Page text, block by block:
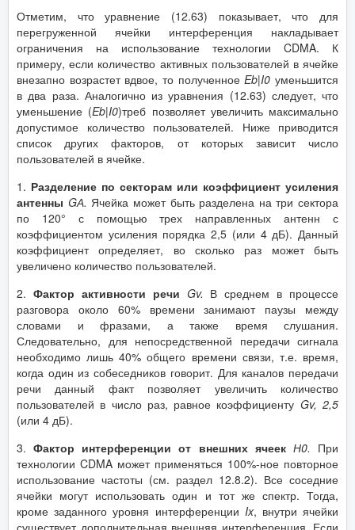
Отметим, что уравнение (12.63) показывает, что для
перегруженной ячейки интерференция накладывает
ограничения на использование технологии CDMA. К
примеру, если количество активных пользователей в ячейке
внезапно возрастет вдвое, то полученноеEb|I0уменьшится
в два раза. Аналогично из уравнения (12.63) следует, что
уменьшение (Eb|I0)треб позволяет увеличить максимально
допустимое количество пользователей. Ниже приводится
список других факторов, от которых зависит число
пользователей в ячейке.
1. Разделение по секторам или коэффициент усиления
антенны GА. Ячейка может быть разделена на три сектора
по 120° с помощью трех направленных антенн с
коэффициентом усиления порядка 2,5 (или 4 дБ). Данный
коэффициент определяет, во сколько раз может быть
увеличено количество пользователей.
2. Фактор активности речи Gv. В среднем в процессе
разговора около 60% времени занимают паузы между
словами и фразами, а также время слушания.
Следовательно, для непосредственной передачи сигнала
необходимо лишь 40% общего времени связи, т.е. время,
когда один из собеседников говорит. Для каналов передачи
речи данный факт позволяет увеличить количество
пользователей в число раз, равное коэффициенту Gv, 2,5
(или 4 дБ).
3.Фактор интерференции от внешних ячеек Н0. При
технологии CDMA может применяться 100%-ное повторное
использование частоты (см. раздел 12.8.2). Все соседние
ячейки могут использовать один и тот же спектр. Тогда,
кроме заданного уровня интерференции Ix, внутри ячейки
существует дополнительная внешняя интерференция. Если